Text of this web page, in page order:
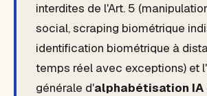
interdites de l'Art. 5
social, scraping biométrique
identification biométrique à
temps réel avec exceptions) et
générale d'alphabétisation IA